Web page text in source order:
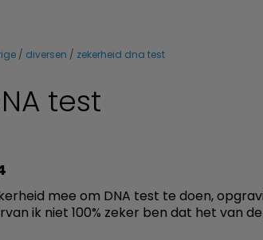
diversen zekerheid dna test
test
mee om DNA test te doen,
ik niet 100% zeker ben dat het van